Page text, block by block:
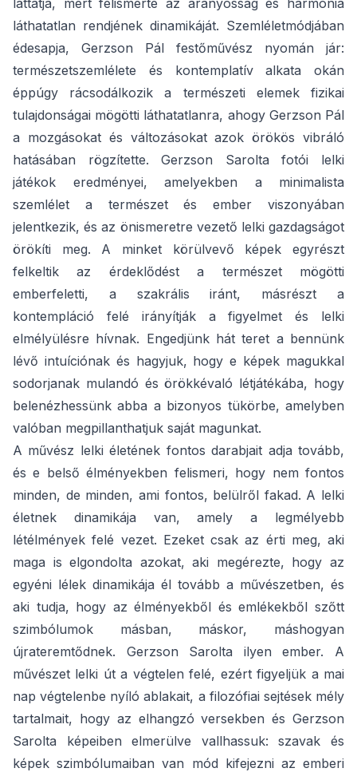
láttatja, mert felismerte az arányosság és harmónia
láthatatlan rendjének dinamikáját. Szemléletmódjában
édesapja, Gerzson Pál festőművész nyomán jár:
természetszemlélete és kontemplatív alkata okán
éppúgy rácsodálkozik a természeti elemek fizikai
tulajdonságai mögötti láthatatlanra, ahogy Gerzson Pál
a mozgásokat és változásokat azok örökös vibráló
hatásában rögzítette. Gerzson Sarolta fotói lelki
játékok eredményei, amelyekben a minimalista
szemlélet a természet és ember viszonyában
jelentkezik, és az önismeretre vezető lelki gazdagságot
örökíti meg. A minket körülvevő képek egyrészt
felkeltik az érdeklődést a természet mögötti
emberfeletti, a szakrális iránt, másrészt a
kontempláció felé irányítják a figyelmet és lelki
elmélyülésre hívnak. Engedjünk hát teret a bennünk
lévő intuíciónak és hagyjuk, hogy e képek magukkal
sodorjanak mulandó és örökkévaló létjátékába, hogy
belenézhessünk abba a bizonyos tükörbe, amelyben
valóban megpillanthatjuk saját magunkat.
A művész lelki életének fontos darabjait adja tovább,
és e belső élményekben felismeri, hogy nem fontos
minden, de minden, ami fontos, belülről fakad. A lelki
életnek dinamikája van, amely a legmélyebb
létélmények felé vezet. Ezeket csak az érti meg, aki
maga is elgondolta azokat, aki megérezte, hogy az
egyéni lélek dinamikája él tovább a művészetben, és
aki tudja, hogy az élményekből és emlékekből szőtt
szimbólumok másban, máskor, máshogyan
újrateremtődnek. Gerzson Sarolta ilyen ember. A
művészet lelki út a végtelen felé, ezért figyeljük a mai
nap végtelenbe nyíló ablakait, a filozófiai sejtések mély
tartalmait, hogy az elhangzó versekben és Gerzson
Sarolta képeiben elmerülve vallhassuk: szavak és
képek szimbólumaiban van mód kifejezni az emberi